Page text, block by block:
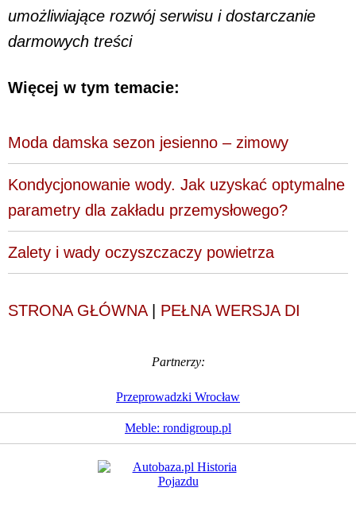
umożliwiające rozwój serwisu i dostarczanie
darmowych treści
Więcej w tym temacie:
Moda damska sezon jesienno – zimowy
Kondycjonowanie wody. Jak uzyskać optymalne
parametry dla zakładu przemysłowego?
Zalety i wady oczyszczaczy powietrza
STRONA GŁÓWNA| PEŁNA WERSJA DI
Partnerzy:
Przeprowadzki Wrocław
Meble: rondigroup.pl